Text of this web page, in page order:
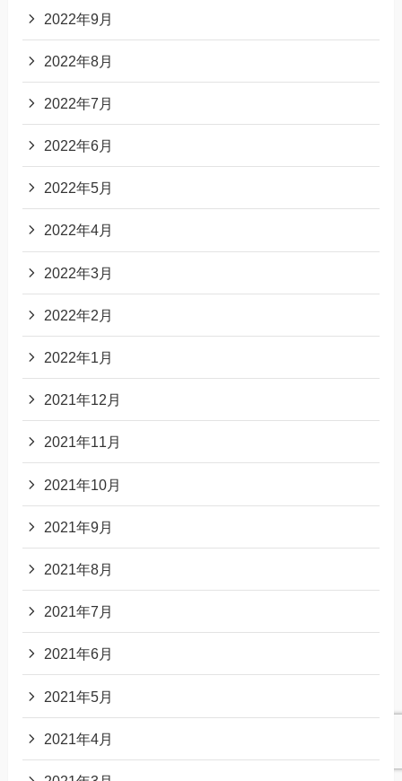
2022年9月
2022年8月
2022年7月
2022年6月
2022年5月
2022年4月
2022年3月
2022年2月
2022年1月
2021年12月
2021年11月
2021年10月
2021年9月
2021年8月
2021年7月
2021年6月
2021年5月
2021年4月